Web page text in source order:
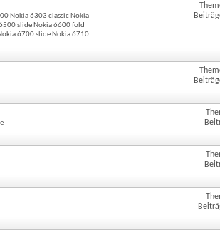
Nokia 6303 classic Nokia
slide Nokia 6600 fold
6700 slide Nokia 6710